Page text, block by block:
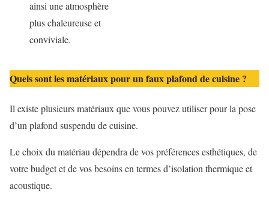
ainsi une atmosphère
plus chaleureuse et
conviviale.
Quels sont les matériaux pour un faux plafond de cuisine ?
Il existe plusieurs matériaux que vous pouvez utiliser pour la pose
d’un plafond suspendu de cuisine.
Le choix du matériau dépendra de vos préférences esthétiques, de
votre budget et de vos besoins en termes d’isolation thermique et
acoustique.